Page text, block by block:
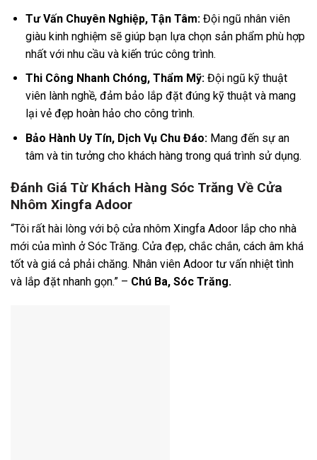
Tư Vấn Chuyên Nghiệp, Tận Tâm:Đội ngũ nhân viên
giàu kinh nghiệm sẽ giúp bạn lựa chọn sản phẩm phù hợp
nhất với nhu cầu và kiến trúc công trình.
Thi Công Nhanh Chóng, Thẩm Mỹ:Đội ngũ kỹ thuật
viên lành nghề, đảm bảo lắp đặt đúng kỹ thuật và mang
lại vẻ đẹp hoàn hảo cho công trình.
Bảo Hành Uy Tín, Dịch Vụ Chu Đáo:Mang đến sự an
tâm và tin tưởng cho khách hàng trong quá trình sử dụng.
Đánh Giá Từ Khách Hàng Sóc Trăng Về Cửa
Nhôm Xingfa Adoor
“Tôi rất hài lòng với bộ cửa nhôm Xingfa Adoor lắp cho nhà
mới của mình ở Sóc Trăng. Cửa đẹp, chắc chắn, cách âm khá
tốt và giá cả phải chăng. Nhân viên Adoor tư vấn nhiệt tình
và lắp đặt nhanh gọn.” – Chú Ba, Sóc Trăng.